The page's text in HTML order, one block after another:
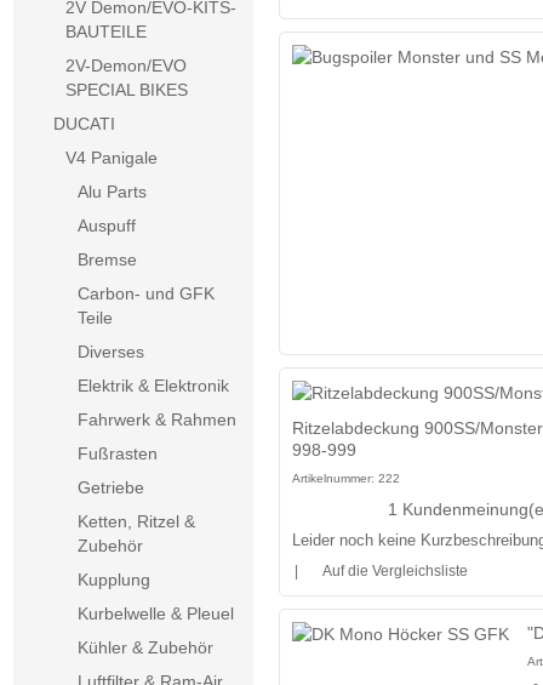
Ritzelabdeckung 900SS/
998-999
Artikelnummer: 222
1
Leider noch keine
Auf die Vergleichsliste
2V Demon/EVO-KITS-
BAUTEILE
2V-Demon/EVO
SPECIAL BIKES
DUCATI
V4 Panigale
Alu Parts
Auspuff
Bremse
Carbon- und GFK
Teile
Diverses
Elektrik & Elektronik
Fahrwerk & Rahmen
Fußrasten
Getriebe
Ketten, Ritzel &
Zubehör
Kupplung
Kurbelwelle & Pleuel
Kühler & Zubehör